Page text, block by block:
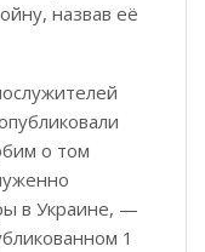
назвав её
о том
в Украине, —
1